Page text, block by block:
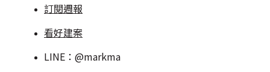
訂閱週報
看好建案
LINE：@markma